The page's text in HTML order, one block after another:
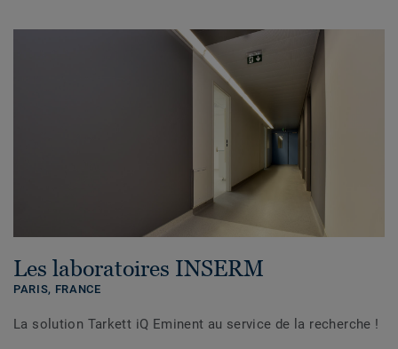
Les laboratoires INSERM
PARIS, FRANCE
La solution Tarkett iQ Eminent au service de la recherche !